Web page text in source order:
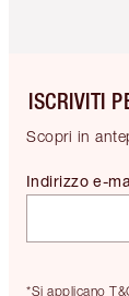
ISCRIVITI
Scopri in
*Si applicano
Indirizzo e-